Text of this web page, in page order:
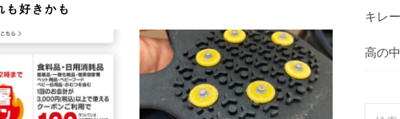
も好きかも キレ
高の